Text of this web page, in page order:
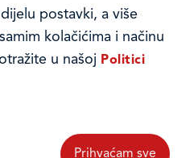
postavki, a više
kolačićima i načinu
u našoj Politici
NA STRANICI
web-
funkcionalnih i/ili
opisanih u nastavku:
Prihvaćam sve